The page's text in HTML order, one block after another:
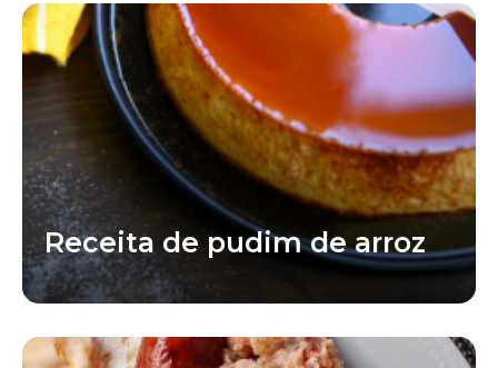
Receita de pudim de arroz